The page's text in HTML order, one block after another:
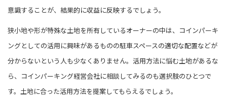
意識することが、結果的に収益に反映するでしょう。
狭小地や形が特殊な土地を所有しているオーナーの中は、コインパーキ
ングとしての活用に興味があるものの駐車スペースの適切な配置などが
分からないという人も少なくありません。活用方法に悩む土地があるな
ら、コインパーキング経営会社に相談してみるのも選択肢のひとつで
す。土地に合った活用方法を提案してもらえるでしょう。